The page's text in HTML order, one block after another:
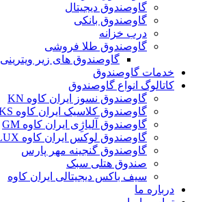
گاوصندوق دیجیتال
گاوصندوق بانکی
درب خزانه
گاوصندوق طلا فروشی
گاوصندوق های زیر ویترینی
خدمات گاوصندوق
کاتالوگ انواع گاوصندوق
گاوصندوق نسوز ایران کاوه KN
گاوصندوق کلاسیک ایران کاوه KS
گاوصندوق آلیاژِی ایران کاوه GM
گاوصندوق لوکس ایران کاوه LUX
گاوصندوق گنجینه مهر پارس
صندوق هتلی سبک
سیف باکس دیجیتالی ایران کاوه
درباره ما